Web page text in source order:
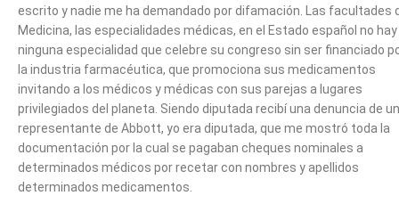
escrito y nadie me ha demandado por difamación. Las facultades
Medicina, las especialidades médicas, en el Estado español no hay
ninguna especialidad que celebre su congreso sin ser financiado
la industria farmacéutica, que promociona sus medicamentos
invitando a los médicos y médicas con sus parejas a lugares
privilegiados del planeta. Siendo diputada recibí una denuncia de un
representante de Abbott, yo era diputada, que me mostró toda la
documentación por la cual se pagaban cheques nominales a
determinados médicos por recetar con nombres y apellidos
determinados medicamentos.